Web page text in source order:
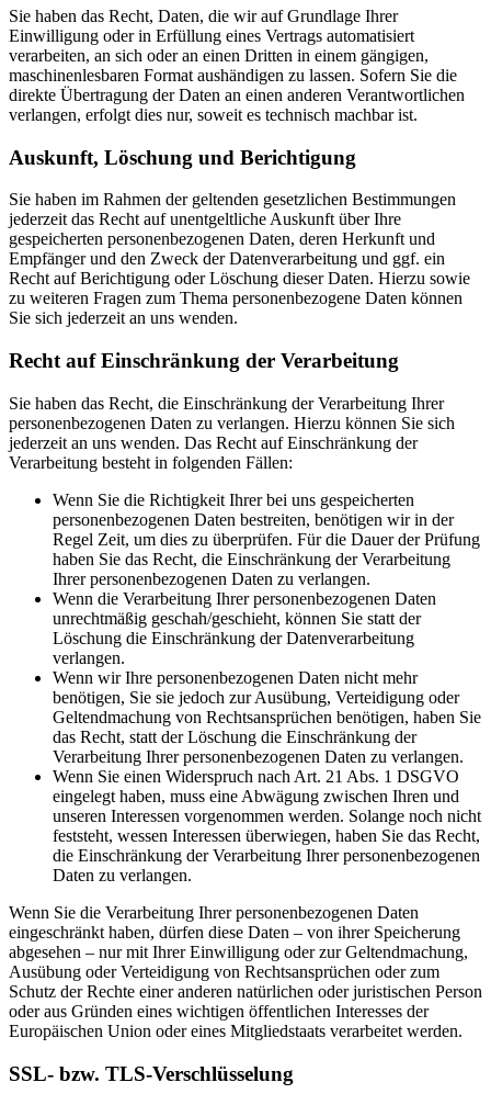
Sie haben das Recht, Daten, die wir auf Grundlage Ihrer
Einwilligung oder in Erfüllung eines Vertrags automatisiert
verarbeiten, an sich oder an einen Dritten in einem gängigen,
maschinenlesbaren Format aushändigen zu lassen. Sofern Sie die
direkte Übertragung der Daten an einen anderen Verantwortlichen
verlangen, erfolgt dies nur, soweit es technisch machbar ist.
Auskunft, Löschung und Berichtigung
Sie haben im Rahmen der geltenden gesetzlichen Bestimmungen
jederzeit das Recht auf unentgeltliche Auskunft über Ihre
gespeicherten personenbezogenen Daten, deren Herkunft und
Empfänger und den Zweck der Datenverarbeitung und ggf. ein
Recht auf Berichtigung oder Löschung dieser Daten. Hierzu sowie
zu weiteren Fragen zum Thema personenbezogene Daten können
Sie sich jederzeit an uns wenden.
Recht auf Einschränkung der Verarbeitung
Sie haben das Recht, die Einschränkung der Verarbeitung Ihrer
personenbezogenen Daten zu verlangen. Hierzu können Sie sich
jederzeit an uns wenden. Das Recht auf Einschränkung der
Verarbeitung besteht in folgenden Fällen:
Wenn Sie die Richtigkeit Ihrer bei uns gespeicherten
personenbezogenen Daten bestreiten, benötigen wir in der
Regel Zeit, um dies zu überprüfen. Für die Dauer der Prüfung
haben Sie das Recht, die Einschränkung der Verarbeitung
Ihrer personenbezogenen Daten zu verlangen.
Wenn die Verarbeitung Ihrer personenbezogenen Daten
unrechtmäßig geschah/geschieht, können Sie statt der
Löschung die Einschränkung der Datenverarbeitung
verlangen.
Wenn wir Ihre personenbezogenen Daten nicht mehr
benötigen, Sie sie jedoch zur Ausübung, Verteidigung oder
Geltendmachung von Rechtsansprüchen benötigen, haben Sie
das Recht, statt der Löschung die Einschränkung der
Verarbeitung Ihrer personenbezogenen Daten zu verlangen.
Wenn Sie einen Widerspruch nach Art. 21 Abs. 1 DSGVO
eingelegt haben, muss eine Abwägung zwischen Ihren und
unseren Interessen vorgenommen werden. Solange noch nicht
feststeht, wessen Interessen überwiegen, haben Sie das Recht,
die Einschränkung der Verarbeitung Ihrer personenbezogenen
Daten zu verlangen.
Wenn Sie die Verarbeitung Ihrer personenbezogenen Daten
eingeschränkt haben, dürfen diese Daten – von ihrer Speicherung
abgesehen – nur mit Ihrer Einwilligung oder zur Geltendmachung,
Ausübung oder Verteidigung von Rechtsansprüchen oder zum
Schutz der Rechte einer anderen natürlichen oder juristischen Person
oder aus Gründen eines wichtigen öffentlichen Interesses der
Europäischen Union oder eines Mitgliedstaats verarbeitet werden.
SSL- bzw. TLS-Verschlüsselung